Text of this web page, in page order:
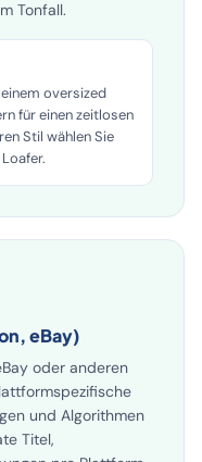
Jacke tragen?
oversized
für einen zeitlosen
Stil wählen Sie
eBay)
oder anderen
und Algorithmen